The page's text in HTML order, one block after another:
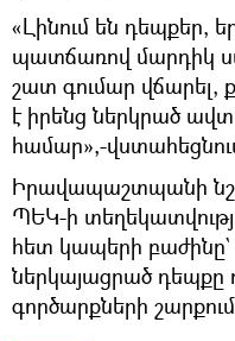
«Լինում են դեպքեր,
պատճառով մարդիկ
շատ գումար վճարել,
է իրենց ներկրած
համար»,-
Իրավապաշտպանի
ՊԵԿ-ի
հետ կապերի
ներկայացրած դեպքը
գործարքների